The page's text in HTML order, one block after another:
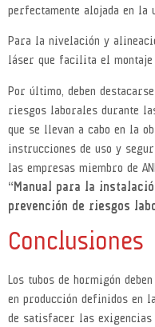
perfectamente alojada en la
Para la nivelación y
láser que facilita el montaje
Por último, deben
riesgos laborales durante
que se llevan a cabo en la
instrucciones de uso y
las empresas miembro de
“Manual para la
prevención de riesgos
Conclusiones
Los tubos de hormigón
en producción definidos en la
de satisfacer las exigencias